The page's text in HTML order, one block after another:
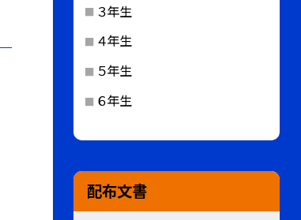
３年生
４年生
５年生
６年生
配布文書